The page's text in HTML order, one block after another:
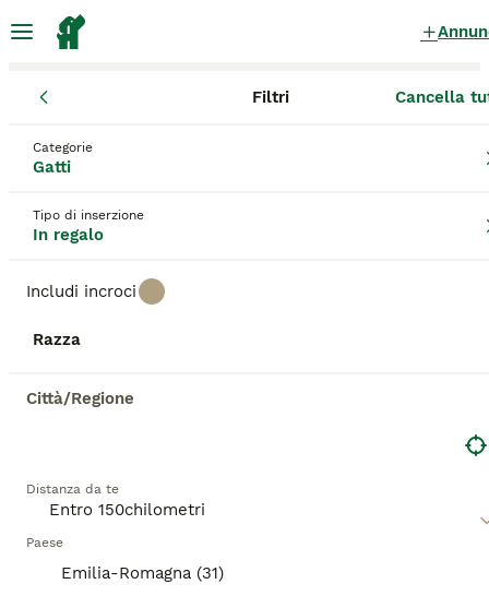
Filtri Cancella
Categorie
Gatti
Tipo di inserzione
In regalo
Includi incroci
Razza
Città/Regione
Distanza da te
Paese
Emilia-Romagna (31)
Gattini in regalo
Tutte le razze
Salva ricerca
Età Sesso
Associazioni Canili